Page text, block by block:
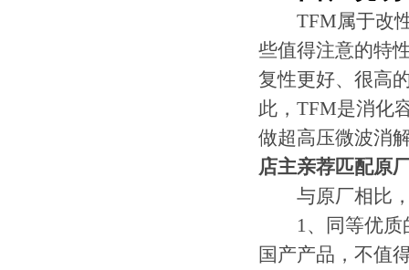
TFM属于改性
些值得注意的特
复性更好、很高
此，TFM是消化
做超高压微波消
店主亲荐匹配原
与原厂相比，
1、同等优质的
国产产品，不值